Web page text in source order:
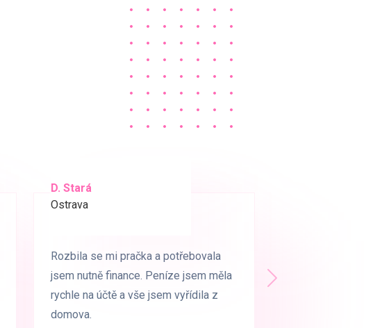
D. Stará
Ostrava
Rozbila se mi pračka a potřebovala
jsem nutně finance. Peníze jsem měla
rychle na účtě a vše jsem vyřídila z
domova.
L. Milá
Ostrava
Rozbila se mi pračka a potřebovala
jsem nutně finance. Peníze jsem měla
rychle na účtě a vše jsem vyřídila z
domova.
Další